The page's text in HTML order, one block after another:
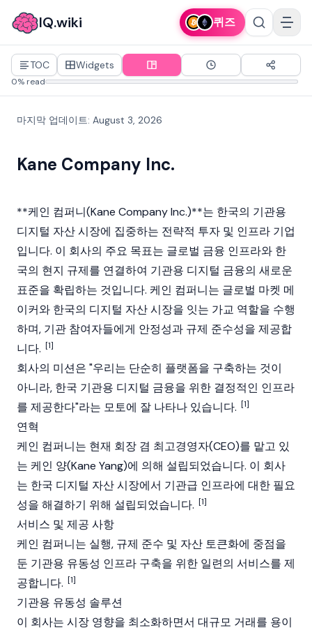
IQ.wiki 퀴즈
TOC Widgets
0% read
마지막 업데이트: August 3, 2026
Kane Company Inc.
**케인 컴퍼니(Kane Company Inc.)**는 한국의 기관용
디지털 자산시장에 집중하는 전략적 투자 및 인프라 기업
입니다. 이 회사의 주요 목표는 글로벌 금융 인프라와 한
국의 현지 규제를 연결하여 기관용 디지털 금융의 새로운
표준을 확립하는 것입니다. 케인 컴퍼니는 글로벌 마켓 메
이커와 한국의 디지털 자산 시장을 잇는 가교 역할을 수행
하며, 기관 참여자들에게 안정성과 규제 준수성을 제공합
니다. [1]
회사의 미션은 "우리는 단순히 플랫폼을 구축하는 것이
아니라, 한국 기관용 디지털 금융을 위한 결정적인 인프라
를 제공한다"라는 모토에 잘 나타나 있습니다. [1]
연혁
케인 컴퍼니는 현재 회장 겸 최고경영자(CEO)를 맡고 있
는 케인 양(Kane Yang)에 의해 설립되었습니다. 이 회사
는 한국 디지털 자산 시장에서 기관급 인프라에 대한 필요
성을 해결하기 위해 설립되었습니다. [1]
서비스 및 제공 사항
케인 컴퍼니는 실행, 규제 준수 및 자산 토큰화에 중점을
둔 기관용 유동성 인프라 구축을 위한 일련의 서비스를 제
공합니다. [1]
기관용 유동성 솔루션
이 회사는 시장 영향을 최소화하면서 대규모 거래를 용이